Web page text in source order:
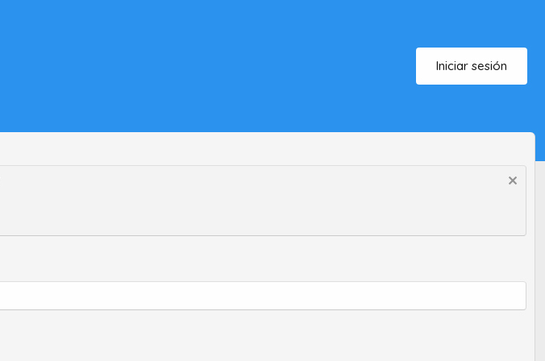
Iniciar sesión